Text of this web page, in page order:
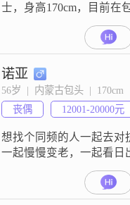
士，身高170cm，目前在
我的月收入在8001到
拥有硕士学历。在生活态
始终秉持真诚相待的原则
往时稳重可靠，我认为家
要的，会优先考虑家人的
求。我有一些个人爱好，
跑步，这让我保持了良好
态和精神面貌。此外，我
诺亚
56岁  |  内蒙古包头  |  170cm
丧偶
12001-20000元
想找个同频的人一起去对
一起慢慢变老，一起看日